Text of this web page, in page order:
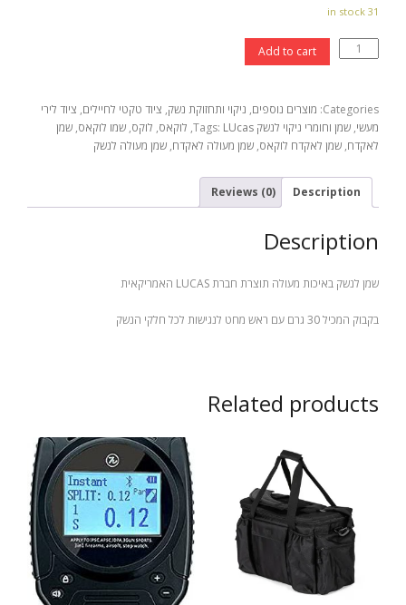
31 in stock
לנשק
Lucas
Gun
Oil
גרם
ראש
quantity
Add to cart
Categories: מוצרים נוספים, ניקוי ותחזוקת נשק, ציוד טקטי לחיילים, ציוד לירי
מעשי, שמן וחומרי ניקוי לנשק Tags: LUcas
, לוקאס, לוקס, שמו לוקאס, שמן
לאקדח, שמן לאקדח לוקאס, שמן מעולה לאקדח, שמן מעולה לנשק
Description
Reviews (0)
Description
שמן לנשק באיכות מעולה תוצרת חברת LUCAS האמריקאית
בקבוק המכיל 30 גרם עם ראש מחט לנגישות לכל חלקי הנשק
Related products